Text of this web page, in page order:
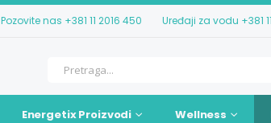
Pozovite nas +381 11 2016 450 Uređaji za vodu +381
Energetix Proizvodi Wellness